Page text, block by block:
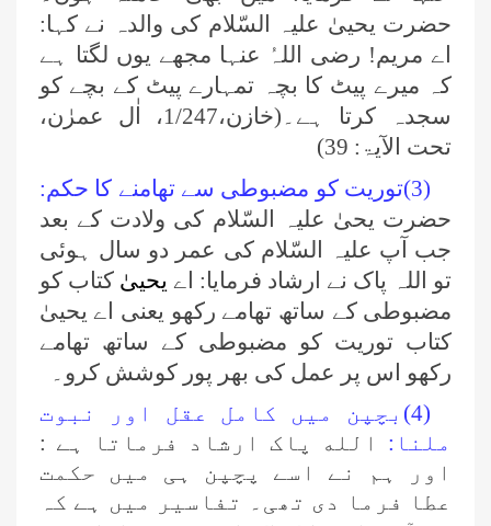
حضرت یحییٰ علیہ السّلام کی والدہ نے کہا:
اے مریم! رضی اللہُ عنہا مجھے یوں لگتا ہے
کہ میرے پیٹ کا بچہ تمہارے پیٹ کے بچے کو
سجدہ کرتا ہے۔(خازن،1/247، اٰل عمرٰن،
تحت الآیۃ: 39)
(3)توریت کو مضبوطی سے تھامنے کا حکم:
حضرت یحیٰ علیہ السّلام کی ولادت کے بعد
جب آپ علیہ السّلام کی عمر دو سال ہوئی
تو اللہ پاک نے ارشاد فرمایا: اے یحییٰکتاب کو
مضبوطی کے ساتھ تھامے رکھو یعنی اے یحییٰ
کتاب توریت کو مضبوطی کے ساتھ تھامے
رکھو اس پر عمل کی بھر پور کوشش کرو۔
(4)بچپن میں کامل عقل اور نبوت
ملنا:
الله پاک ارشاد فرماتا ہے :
اور ہم نے اسے پچپن ہی میں حکمت
عطا فرما دی تھی۔ تفاسیر میں ہے کہ